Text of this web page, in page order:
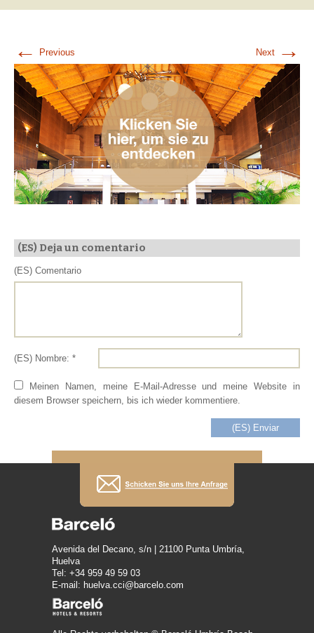
← Previous Next →
(ES) Deja un comentario
(ES) Comentario
(ES) Nombre: *
Meinen Namen, meine E-Mail-Adresse und meine Website in
diesem Browser speichern, bis ich wieder kommentiere.
Avenida del Decano, s/n | 21100 Punta Umbría,
Huelva
Tel: +34 959 49 59 03
E-mail: huelva.cci@barcelo.com